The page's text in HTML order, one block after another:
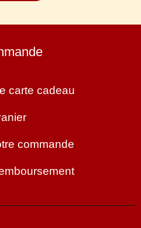
carte cadeau
commande